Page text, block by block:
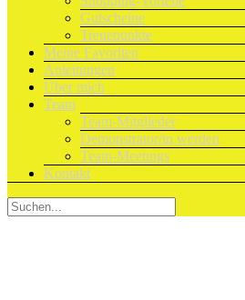
Gutscheine
Treuepunkte
Meine Favoriten
Anleitungen
Über mich
Team
Team-Mitglieder
Demonstrator/in werden
Team-Meetings
Kontakt